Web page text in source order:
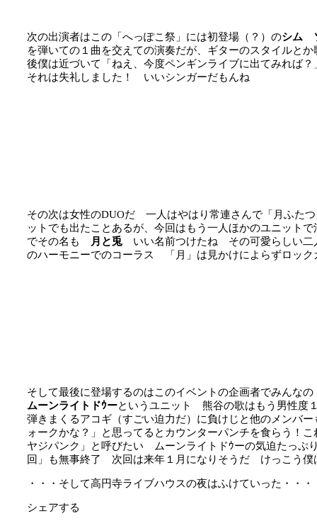
次の出演者はこの「へっぽこ祭」には初登場（？）のシム
を弾いての１曲を交えての演奏だが、ギターのスタイルと
後僕は近づいて「ねえ、今度ペンギンライブに出てみれば
それは失礼しました！ いいシンガーだもんね
その次は女性のDUOだ 一人はやはり常連さんで「月ふた
ットでも出たことあるが、今回はもう一人ほかのユニット
でその名も
月と兎 いい名前つけたね その可愛らしい二
のハーモニーでのコーラス 「月」は見かけによらずロック
そして最後に登場するのはこのイベントの企画者でみんな
ムーンライトドｳーというユニット 熊谷の歌はもう男性度
弾きまくるアコギ（すごい迫力だ）に負けじと他のメンバ
ォークかな？」と思ってるとカウンターパンチを食らう！
ヤジパンク」と呼びたい ムーンライトドｳーの気迫たっぷ
回」も無事終了 次回は来年１月になりそうだ けっこう僕
・・・そして高円寺ライブハウスの夜はふけていった・・・
シェアする